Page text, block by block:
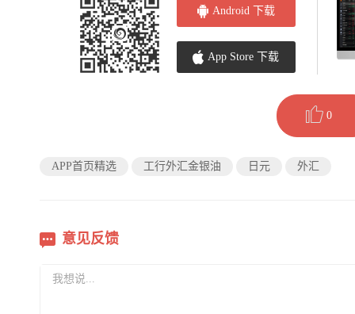
Android 下载
App Store 下载
0
APP首页精选 工行外汇金银油 日元 外汇
意见反馈